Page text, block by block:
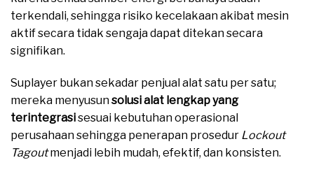
terkendali, sehingga risiko kecelakaan akibat mesin
aktif secara tidak sengaja dapat ditekan secara
signifikan.
Suplayer bukan sekadar penjual alat satu per satu;
mereka menyusunsolusi alat lengkap yang
terintegrasisesuai kebutuhan operasional
perusahaan sehingga penerapan prosedur Lockout
Tagoutmenjadi lebih mudah, efektif, dan konsisten.